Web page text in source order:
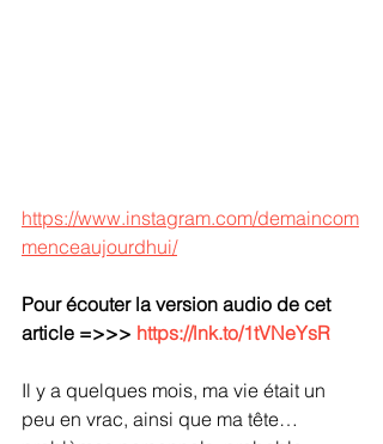
https://www.instagram.com/demaincom
menceaujourdhui/
Pour écouter la version audio de cet
article =>>> https://lnk.to/1tVNeYsR
Il y a quelques mois, ma vie était un
peu en vrac, ainsi que ma tête…